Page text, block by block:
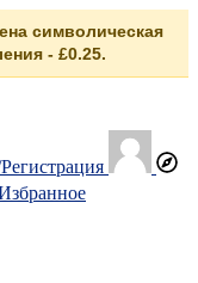
символическая
- £0.25.